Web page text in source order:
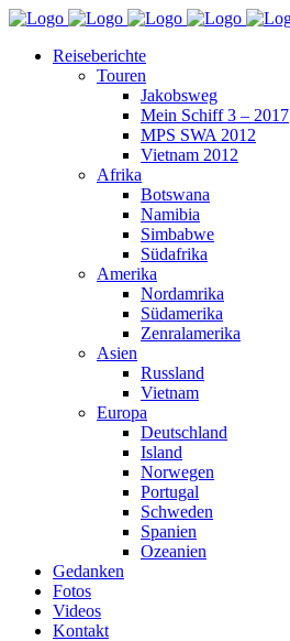
Reiseberichte
Touren
Jakobsweg
Mein Schiff 3 – 2017
MPS SWA 2012
Vietnam 2012
Afrika
Botswana
Namibia
Simbabwe
Südafrika
Amerika
Nordamrika
Südamerika
Zenralamerika
Asien
Russland
Vietnam
Europa
Deutschland
Island
Norwegen
Portugal
Schweden
Spanien
Ozeanien
Gedanken
Fotos
Videos
Kontakt